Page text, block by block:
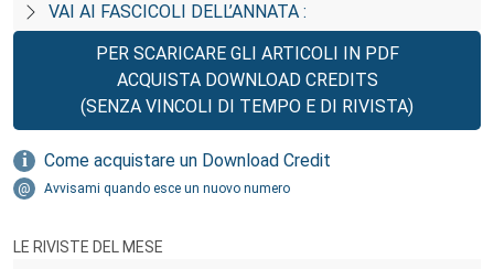
VAI AI FASCICOLI DELL’ANNATA :
PER SCARICARE GLI ARTICOLI IN PDF
ACQUISTA DOWNLOAD CREDITS
(SENZA VINCOLI DI TEMPO E DI RIVISTA)
Come acquistare un Download Credit
Avvisami quando esce un nuovo numero
LE RIVISTE DEL MESE